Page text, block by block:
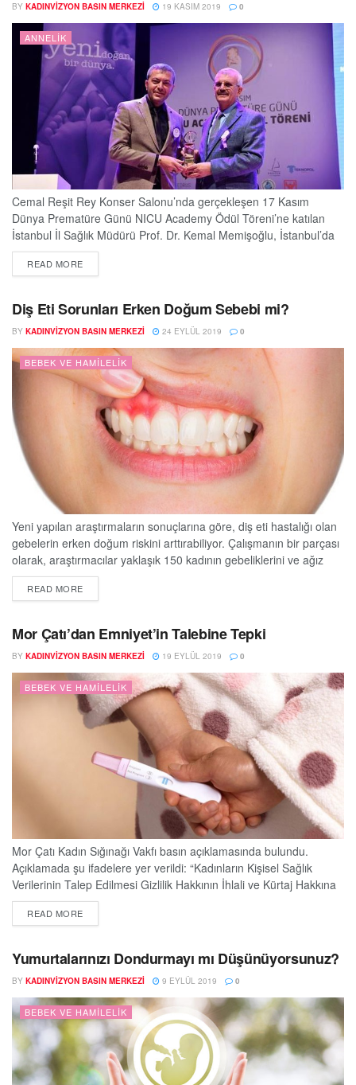
BY KADINVIZYON BASIN MERKEZI 19 KASIM 2019 0
ANNELIK
Cemal Reşit Rey Konser Salonu’nda gerçekleşen 17 Kasım
Dünya Prematüre Günü NICU Academy Ödül Töreni’ne katılan
İstanbul İl Sağlık Müdürü Prof. Dr. Kemal Memişoğlu, İstanbul’da
2018’de gerçekleşen 246 bin doğumun yüzde 13’ünün erken
doğum olarak gerçekleştiğini ifade etti. Bu durumun engellenebilir
alışkanlıklarının bu süreçte belirleyici olduğunun altını çizdi.
Prematüre bebeklere dikkat...
READ MOREDETAILS
Diş Eti Sorunları Erken Doğum Sebebi mi?
BY KADINVIZYON BASIN MERKEZI 24 EYLÜL 2019 0
BEBEK VE HAMILELIK
Yeni yapılan araştırmaların sonuçlarına göre, diş eti hastalığı olan
gebelerin erken doğum riskini arttırabiliyor. Çalışmanın bir parçası
olarak, araştırmacılar yaklaşık 150 kadının gebeliklerini ve ağız
sağlığını inceledi. Ağız Sağlığı Vakfı Genel Müdürü Dr. Nigel Carter
OBE, araştırmanın ağız sağlığının genel refah üzerindeki etkisini
“Ağzımızın sağlığı, genel sağlığımızın birçok...
READ MOREDETAILS
Mor Çatı’dan Emniyet’in Talebine Tepki
BY KADINVIZYON BASIN MERKEZI 19 EYLÜL 2019 0
BEBEK VE HAMILELIK
Mor Çatı Kadın Sığınağı Vakfı basın açıklamasında bulundu.
Açıklamada şu ifadelere yer verildi: “Kadınların Kişisel Sağlık
Verilerinin Talep Edilmesi Gizlilik Hakkının İhlali ve Kürtaj Hakkına
Karşı Yeni Bir Tehdittir 10 Eylül 2019 günü İstanbul Emniyet
Müdürlüğü’nün, ‘gizli’ ibaresiyle İl Sağlık Müdürlüğü’ne bir yazı
olan ve 1 Ocak 2017 ve 31 Mayıs...
READ MOREDETAILS
Yumurtalarınızı Dondurmayı mı Düşünüyorsunuz?
BY KADINVIZYON BASIN MERKEZI 9 EYLÜL 2019 0
BEBEK VE HAMILELIK